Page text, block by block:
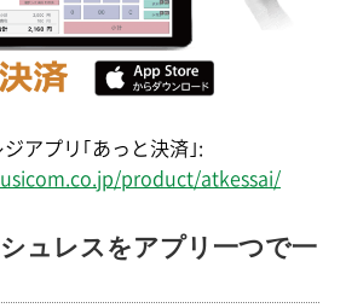
ジアプリ｢あっと決済｣:
product/atkessai/
ュレスをアプリ一つで一